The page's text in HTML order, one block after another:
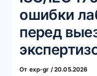
ошибки
перед
От exp-gr /20.05.2026